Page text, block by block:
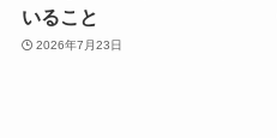
いること
2026年7月23日